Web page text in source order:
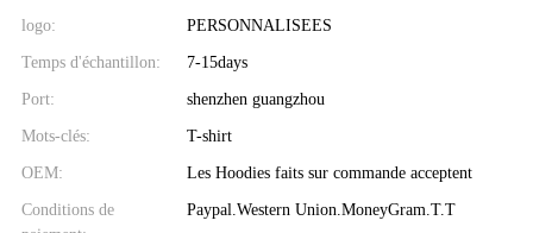
logo: PERSONNALISEES
Temps d'échantillon: 7-15days
Port: shenzhen guangzhou
Mots-clés: T-shirt
OEM: Les Hoodies faits sur commande acceptent
Conditions de
Paypal.Western Union.MoneyGram.T.T